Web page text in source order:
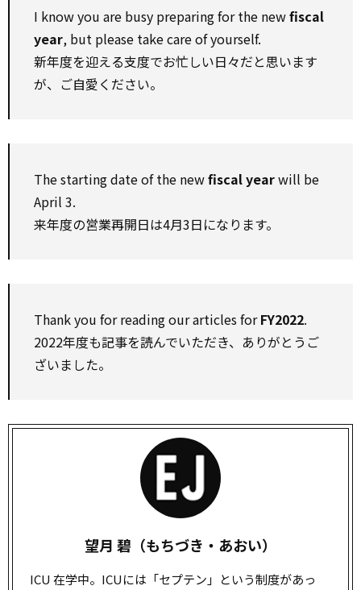
I know you are busy preparing for the newfiscal
year, but please take care of yourself.
新年度を迎える支度でお忙しい日々だと思います
が、ご自愛ください。
The starting date of the newfiscal yearwill be
April 3.
来年度の営業再開日は4月3日になります。
Thank you for reading our articles forFY2022.
2022年度も記事を読んでいただき、ありがとうご
ざいました。
望月 碧（もちづき・あおい）
ICU 在学中。ICUには「セプテン」という制度があっ